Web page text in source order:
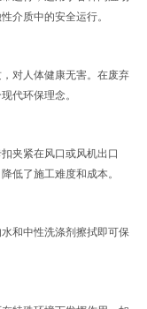
介质中的安全运行。
对人体健康无害。在废弃
代环保理念。
夹紧在风口或风机出口
低了施工难度和成本。
和中性洗涤剂擦拭即可保